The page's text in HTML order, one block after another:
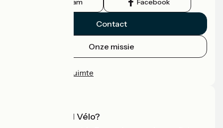
Instagram Facebook
Contact
Onze missie
Professionele ruimte
Wat is Accueil Vélo?